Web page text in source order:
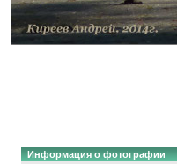
Информация о фотографии